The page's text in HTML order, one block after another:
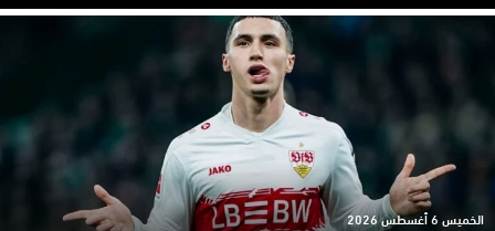
الخميس 6 أغسطس 2026